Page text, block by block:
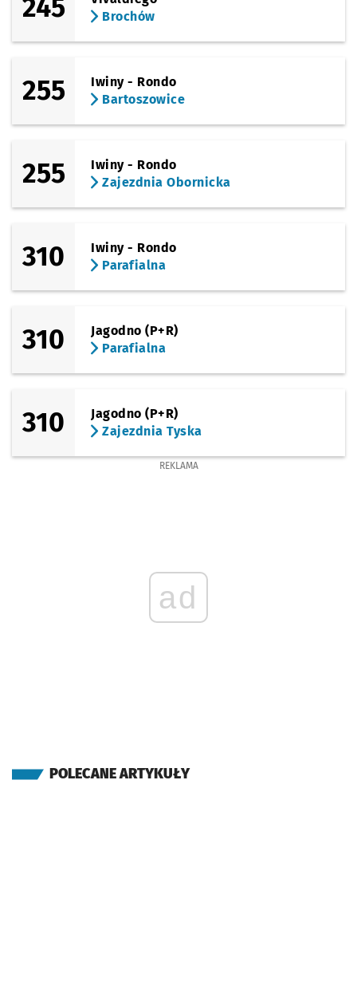
245
Brochów
255
Iwiny - Rondo
Bartoszowice
255
Iwiny - Rondo
Zajezdnia Obornicka
310
Iwiny - Rondo
Parafialna
310
Jagodno (P+R)
Parafialna
310
Jagodno (P+R)
Zajezdnia Tyska
REKLAMA
ad
POLECANE ARTYKUŁY